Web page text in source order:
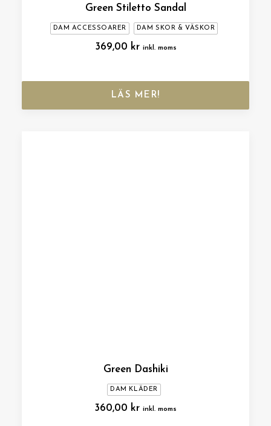
Green Stiletto Sandal
DAM ACCESSOARER DAM SKOR & VÄSKOR
369,00 kr inkl. moms
LÄS MER!
Green Dashiki
DAM KLÄDER
360,00 kr inkl. moms